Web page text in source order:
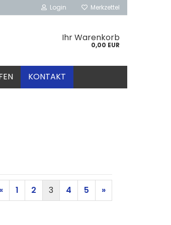
Login Merkzettel
Ihr Warenkorb
0,00 EUR
KONTAKT
« 1 2 3 4 5 »